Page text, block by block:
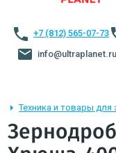
+7 (812) 565-07-73
info@ultraplanet.ru
Техника и товары для